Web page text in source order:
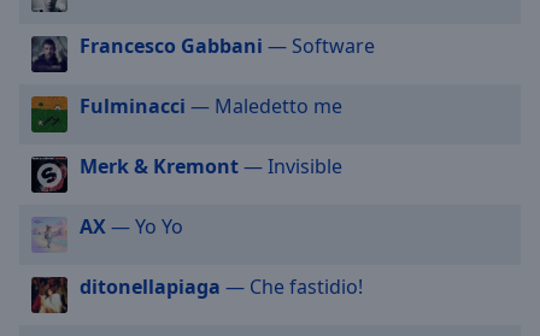
window.
Escape
cancel
and
close
window.
Text
Color
Francesco Gabbani — Software
Fulminacci — Maledetto me
Merk & Kremont— Invisible
AX— Yo Yo
ditonellapiaga — Che fastidio!